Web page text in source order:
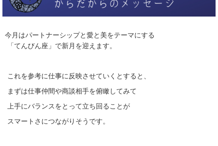
今月はパートナーシップと愛と美をテーマにする
「てんびん座」で新月を迎えます。
これを参考に仕事に反映させていくとすると、
まずは仕事仲間や商談相手を俯瞰してみて
上手にバランスをとって立ち回ることが
スマートさにつながりそうです。